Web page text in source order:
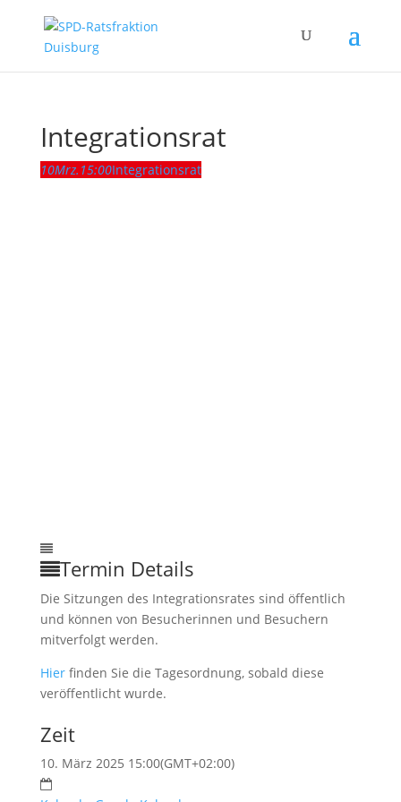
Integrationsrat
10Mrz. 15:00Integrationsrat
Termin Details
Die Sitzungen des Integrationsrates sind öffentlich
und können von Besucherinnen und Besuchern
mitverfolgt werden.
Hierfinden Sie die Tagesordnung, sobald diese
veröffentlicht wurde.
Zeit
10. März 2025 15:00(GMT+02:00)